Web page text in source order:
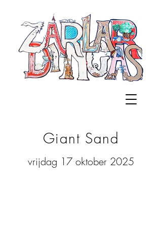
Giant Sand
vrijdag 17 oktober 2025